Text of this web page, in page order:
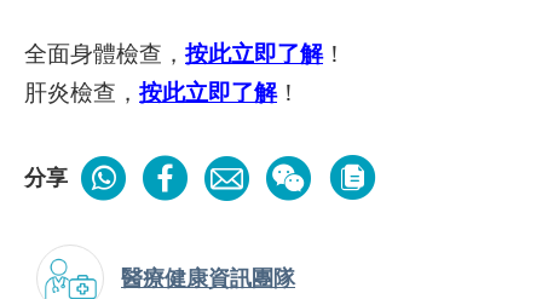
全面身體檢查， 按此立即了解！
肝炎檢查， 按此立即了解！
分享
醫療健康資訊團隊